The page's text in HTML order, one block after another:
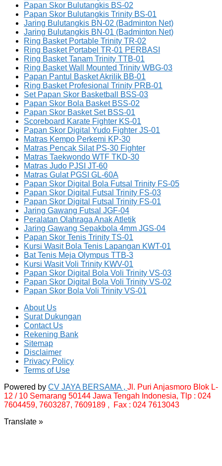
Papan Skor Bulutangkis BS-02
Papan Skor Bulutangkis Trinity BS-01
Jaring Bulutangkis BN-02 (Badminton Net)
Jaring Bulutangkis BN-01 (Badminton Net)
Ring Basket Portable Trinity TR-02
Ring Basket Portabel TR-01 PERBASI
Ring Basket Tanam Trinity TTB-01
Ring Basket Wall Mounted Trinity WBG-03
Papan Pantul Basket Akrilik BB-01
Ring Basket Profesional Trinity PRB-01
Set Papan Skor Basketball BSS-03
Papan Skor Bola Basket BSS-02
Papan Skor Basket Set BSS-01
Scoreboard Karate Fighter KS-01
Papan Skor Digital Yudo Fighter JS-01
Matras Kempo Perkemi KP-30
Matras Pencak Silat PS-30 Fighter
Matras Taekwondo WTF TKD-30
Matras Judo PJSI JT-60
Matras Gulat PGSI GL-60A
Papan Skor Digital Bola Futsal Trinity FS-05
Papan Skor Digital Futsal Trinity FS-03
Papan Skor Digital Futsal Trinity FS-01
Jaring Gawang Futsal JGF-04
Peralatan Olahraga Anak Atletik
Jaring Gawang Sepakbola 4mm JGS-04
Papan Skor Tenis Trinity TS-01
Kursi Wasit Bola Tenis Lapangan KWT-01
Bat Tenis Meja Olympus TTB-3
Kursi Wasit Voli Trinity KWV-01
Papan Skor Digital Bola Voli Trinity VS-03
Papan Skor Digital Bola Voli Trinity VS-02
Papan Skor Bola Voli Trinity VS-01
About Us
Surat Dukungan
Contact Us
Rekening Bank
Sitemap
Disclaimer
Privacy Policy
Terms of Use
Powered by CV JAYA BERSAMA , Jl. Puri Anjasmoro Blok L-
12 / 10 Semarang 50144 Jawa Tengah Indonesia, Tlp : 024
7604459, 7603287, 7609189 , Fax : 024 7613043
Translate »